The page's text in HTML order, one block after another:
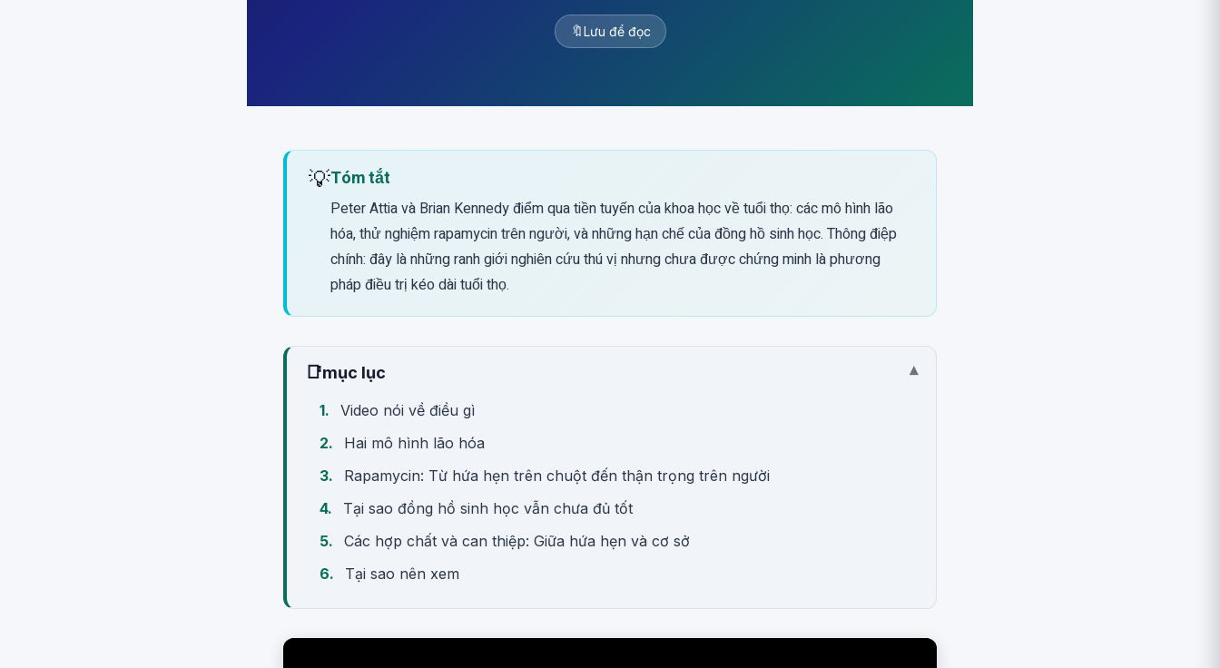
🔖Lưu để đọc
💡Tóm tắt
Peter Attia và Brian Kennedy điểm qua tiền tuyến của khoa học về tuổi thọ: các mô hình lão
hóa, thử nghiệm rapamycin trên người, và những hạn chế của đồng hồ sinh học. Thông điệp
chính: đây là những ranh giới nghiên cứu thú vị nhưng chưa được chứng minh là phương
pháp điều trị kéo dài tuổi thọ.
📑mục lục ▾
Video nói về điều gì
Hai mô hình lão hóa
Rapamycin: Từ hứa hẹn trên chuột đến thận trọng trên người
Tại sao đồng hồ sinh học vẫn chưa đủ tốt
Các hợp chất và can thiệp: Giữa hứa hẹn và cơ sở
Tại sao nên xem